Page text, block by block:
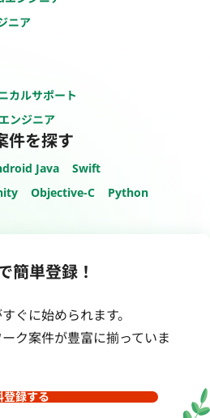
ニア
カルサポート
ンジニア
件を探す
Java
Swift
Objective-C Python
簡単登録！
ぐに始められます。
ク案件が豊富に揃っていま
登録する